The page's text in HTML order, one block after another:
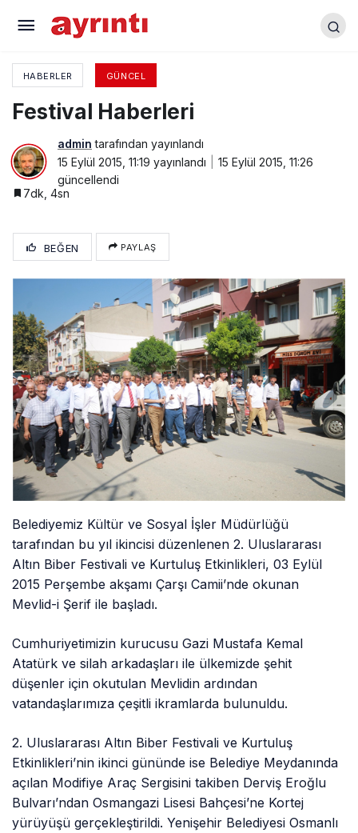
HABERLER GÜNCEL
Festival Haberleri
admin tarafından yayınlandı
15 Eylül 2015, 11:19 yayınlandı
15 Eylül 2015, 11:26
güncellendi
7dk, 4sn
BEĞEN PAYLAŞ
Belediyemiz Kültür ve Sosyal İşler Müdürlüğü
tarafından bu yıl ikincisi düzenlenen 2. Uluslararası
Altın Biber Festivali ve Kurtuluş Etkinlikleri, 03 Eylül
2015 Perşembe akşamı Çarşı Camii’nde okunan
Mevlid-i Şerif ile başladı.
Cumhuriyetimizin kurucusu Gazi Mustafa Kemal
Atatürk ve silah arkadaşları ile ülkemizde şehit
düşenler için okutulan Mevlidin ardından
vatandaşlarımıza çeşitli ikramlarda bulunuldu.
2. Uluslararası Altın Biber Festivali ve Kurtuluş
Etkinlikleri’nin ikinci gününde ise Belediye Meydanında
açılan Modifiye Araç Sergisini takiben Derviş Eroğlu
Bulvarı’ndan Osmangazi Lisesi Bahçesi’ne Kortej
yürüyüşü gerçekleştirildi. Yenişehir Belediyesi Osmanlı
Zaferin 93. Yılı Kutlandı